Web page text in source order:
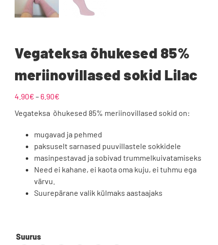
Vegateksa õhukesed 85%
meriinovillased sokid Lilac
4.90€ – 6.90€
6.90€
Vegateksa õhukesed 85% meriinovillased sokid on:
mugavad ja pehmed
paksuselt sarnased puuvillastele sokkidele
masinpestavad ja sobivad trummelkuivatamiseks
Need ei kahane, ei kaota oma kuju, ei tuhmu ega
värvu.
Suurepärane valik külmaks aastaajaks
Suurus